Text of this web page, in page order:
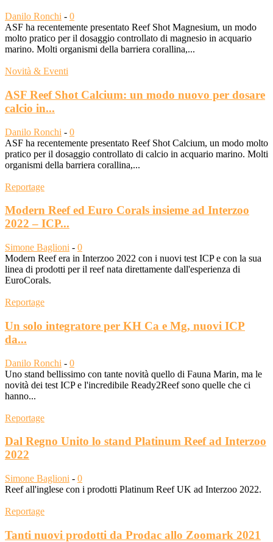
Danilo Ronchi - 0
ASF ha recentemente presentato Reef Shot Magnesium, un modo
molto pratico per il dosaggio controllato di magnesio in acquario
marino. Molti organismi della barriera corallina,...
Novità & Eventi
ASF Reef Shot Calcium: un modo nuovo per dosare
calcio in...
Danilo Ronchi - 0
ASF ha recentemente presentato Reef Shot Calcium, un modo molto
pratico per il dosaggio controllato di calcio in acquario marino. Molti
organismi della barriera corallina,...
Reportage
Modern Reef ed Euro Corals insieme ad Interzoo
2022 – ICP...
Simone Baglioni - 0
Modern Reef era in Interzoo 2022 con i nuovi test ICP e con la sua
linea di prodotti per il reef nata direttamente dall'esperienza di
EuroCorals.
Reportage
Un solo integratore per KH Ca e Mg, nuovi ICP
da...
Danilo Ronchi - 0
Uno stand bellissimo con tante novità quello di Fauna Marin, ma le
novità dei test ICP e l'incredibile Ready2Reef sono quelle che ci
hanno...
Reportage
Dal Regno Unito lo stand Platinum Reef ad Interzoo
2022
Simone Baglioni - 0
Reef all'inglese con i prodotti Platinum Reef UK ad Interzoo 2022.
Reportage
Tanti nuovi prodotti da Prodac allo Zoomark 2021